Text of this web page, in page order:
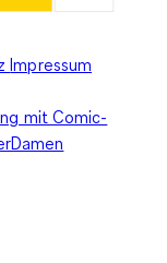
Impressum
mit Comic-
Damen